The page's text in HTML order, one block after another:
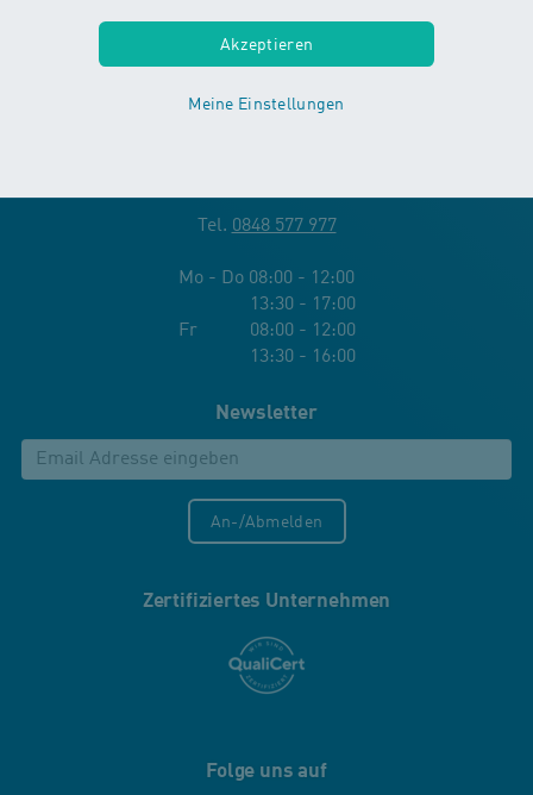
Akzeptieren
Meine Einstellungen
Kontakt
H2O Wasser erleben AG
3074 Muri bei Bern
Tel. 0848 577 977
Mo - Do 08:00 - 12:00
13:30 - 17:00
Fr 08:00 - 12:00
13:30 - 16:00
Newsletter
An-/Abmelden
Zertifiziertes Unternehmen
Folge uns auf